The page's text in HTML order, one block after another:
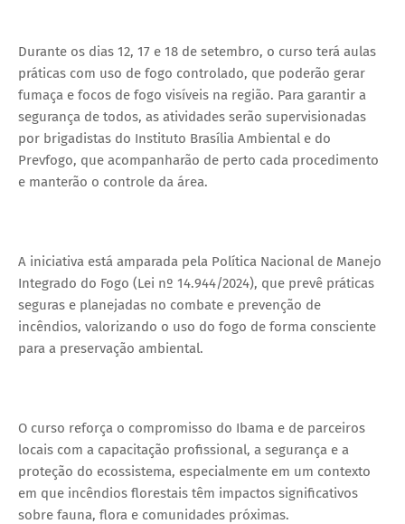
Durante os dias 12, 17 e 18 de setembro, o curso terá aulas
práticas com uso de fogo controlado, que poderão gerar
fumaça e focos de fogo visíveis na região. Para garantir a
segurança de todos, as atividades serão supervisionadas
por brigadistas do Instituto Brasília Ambiental e do
Prevfogo, que acompanharão de perto cada procedimento
e manterão o controle da área.
A iniciativa está amparada pela Política Nacional de Manejo
Integrado do Fogo (Lei nº 14.944/2024), que prevê práticas
seguras e planejadas no combate e prevenção de
incêndios, valorizando o uso do fogo de forma consciente
para a preservação ambiental.
O curso reforça o compromisso do Ibama e de parceiros
locais com a capacitação profissional, a segurança e a
proteção do ecossistema, especialmente em um contexto
em que incêndios florestais têm impactos significativos
sobre fauna, flora e comunidades próximas.